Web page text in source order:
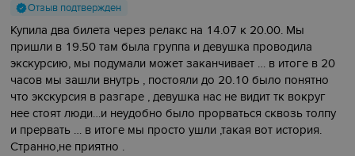
Отзыв подтвержден
Купила два билета через релакс на 14.07 к 20.00. Мы
пришли в 19.50 там была группа и девушка проводила
экскурсию, мы подумали может заканчивает … в итоге в 20
часов мы зашли внутрь , постояли до 20.10 было понятно
что экскурсия в разгаре , девушка нас не видит тк вокруг
нее стоят люди…и неудобно было прорваться сквозь толпу
и прервать … в итоге мы просто ушли ,такая вот история.
Странно,не приятно .